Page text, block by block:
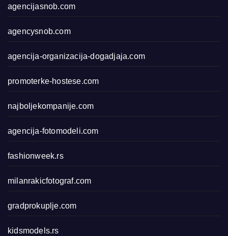
agencijasnob.com
agencysnob.com
agencija-organizacija-dogadjaja.com
promoterke-hostese.com
najboljekompanije.com
agencija-fotomodeli.com
fashionweek.rs
milanrakicfotograf.com
gradprokuplje.com
kidsmodels.rs